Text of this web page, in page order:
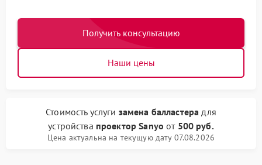
Получить консультацию
Наши цены
Стоимость услуги замена балластера для
устройства проектор Sanyo от 500 руб.
Цена актуальна на текущую дату 07.08.2026